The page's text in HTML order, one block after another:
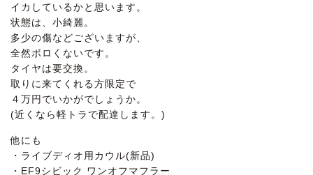
イカしているかと思います。
状態は、小綺麗。
多少の傷などございますが、
全然ボロくないです。
タイヤは要交換。
取りに来てくれる方限定で
４万円でいかがでしょうか。
(近くなら軽トラで配達します。)
他にも
・ライブディオ用カウル(新品)
・EF9シビック ワンオフマフラー